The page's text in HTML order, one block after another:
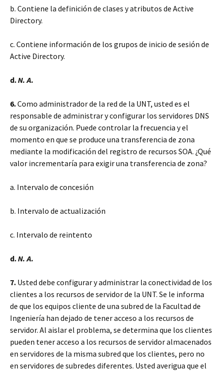
b. Contiene la definición de clases y atributos de Active
Directory.
c. Contiene información de los grupos de inicio de sesión de
Active Directory.
d.N. A.
6.Como administrador de la red de la UNT, usted es el
responsable de administrar y configurar los servidores DNS
de su organización. Puede controlar la frecuencia y el
momento en que se produce una transferencia de zona
mediante la modificación del registro de recursos SOA. ¿Qué
valor incrementaría para exigir una transferencia de zona?
a. Intervalo de concesión
b. Intervalo de actualización
c. Intervalo de reintento
d.N. A.
7. Usted debe configurar y administrar la conectividad de los
clientes a los recursos de servidor de la UNT. Se le informa
de que los equipos cliente de una subred de la Facultad de
Ingeniería han dejado de tener acceso a los recursos de
servidor. Al aislar el problema, se determina que los clientes
pueden tener acceso a los recursos de servidor almacenados
en servidores de la misma subred que los clientes, pero no
en servidores de subredes diferentes. Usted averigua que el